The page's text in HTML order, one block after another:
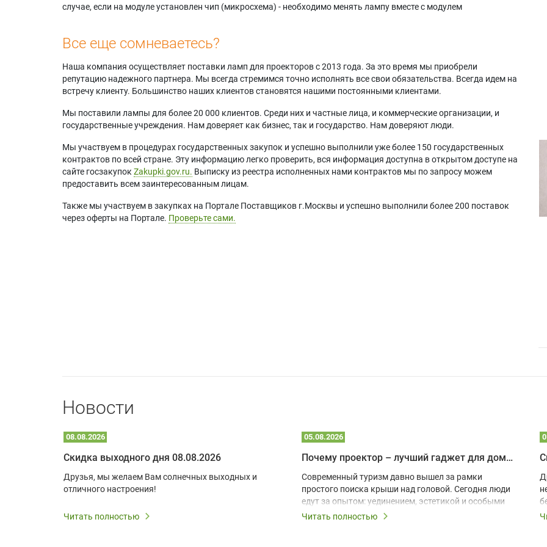
случае, если на модуле установлен чип (микросхема) - необходимо менять лампу вместе с модулем
Все еще сомневаетесь?
Наша компания осуществляет поставки ламп для проекторов с 2013 года. За это время мы приобрели
репутацию надежного партнера. Мы всегда стремимся точно исполнять все свои обязательства. Всегда идем на
встречу клиенту. Большинство наших клиентов становятся нашими постоянными клиентами.
Мы поставили лампы для более 20 000 клиентов. Среди них и частные лица, и коммерческие организации, и
государственные учреждения. Нам доверяет как бизнес, так и государство. Нам доверяют люди.
Мы участвуем в процедурах государственных закупок и успешно выполнили уже более 150 государственных
контрактов по всей стране. Эту информацию легко проверить, вся информация доступна в открытом доступе на
сайте госзакупок Zakupki.gov.ru. Выписку из реестра исполненных нами контрактов мы по запросу можем
предоставить всем заинтересованным лицам.
Также мы участвуем в закупках на Портале Поставщиков г.Москвы и успешно выполнили более 200 поставок
через оферты на Портале. Проверьте сами.
Новости
08.08.2026
Скидка выходного дня 08.08.2026
Друзья, мы желаем Вам солнечных выходных и
отличного настроения!
Читать полностью
05.08.2026
Почему проектор – лучший гаджет для домика в глэмпинге
Современный туризм давно вышел за рамки
простого поиска крыши над головой. Сегодня люди
едут за опытом: уединением, эстетикой и особыми
ощущениями. Владельцы A-frame домов,
Читать полностью